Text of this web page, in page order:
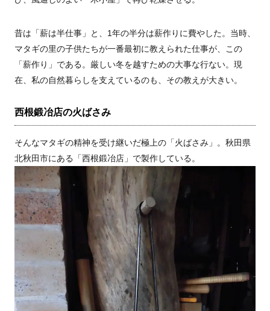
昔は「薪は半仕事」と、1年の半分は薪作りに費やした。当時、
マタギの里の子供たちが一番最初に教えられた仕事が、この
「薪作り」である。厳しい冬を越すための大事な行ない。現
在、私の自然暮らしを支えているのも、その教えが大きい。
西根鍛冶店の火ばさみ
そんなマタギの精神を受け継いだ極上の「火ばさみ」。秋田県
北秋田市にある「西根鍛冶店」で製作している。